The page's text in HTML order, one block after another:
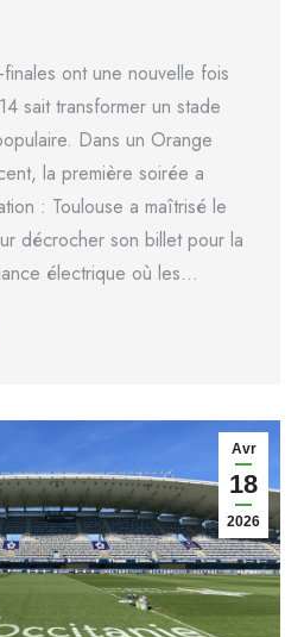
ont une nouvelle fois
sait transformer un stade
Dans un Orange
la première soirée a
: Toulouse a maîtrisé le
décrocher son billet pour la
électrique où les…
Avr
18
2026